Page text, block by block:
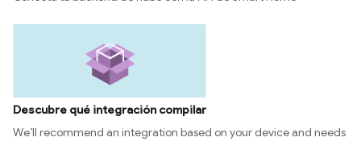
Descubre qué integración compilar
We’ll recommend an integration based on your device and needs